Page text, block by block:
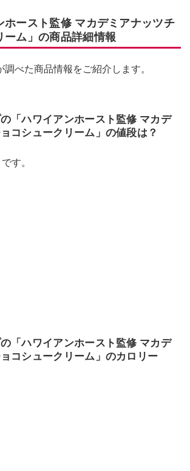
ホースト監修 マカデミアナッツチ
ーム」の商品詳細情報
べた商品情報をご紹介します。
「ハワイアンホースト監修 マカデ
コシュークリーム」の値段は？
す。
「ハワイアンホースト監修 マカデ
コシュークリーム」のカロリー